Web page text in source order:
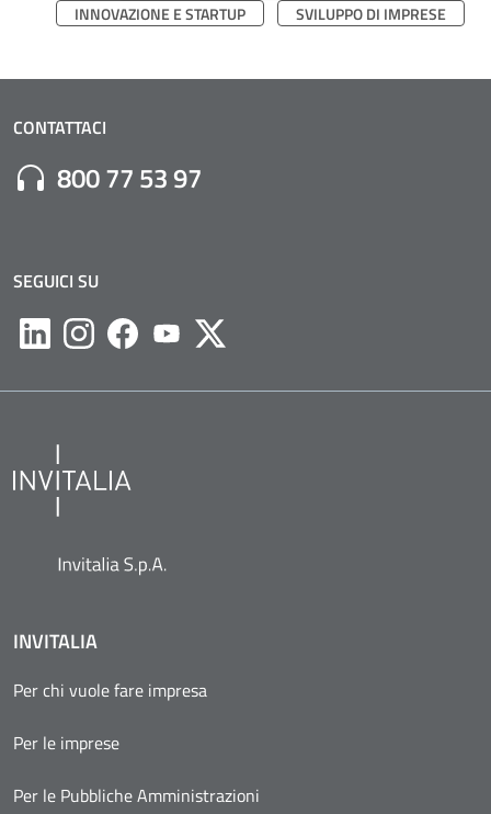
INNOVAZIONE E STARTUP
SVILUPPO DI IMPRESE
CONTATTACI
Numero di Telefono:
800 77 53 97
SEGUICI SU
LikedinInstagramFacebookYoutubeTwitter
INVITALIA
Per chi vuole fare impresa
Per le imprese
Per le Pubbliche Amministrazioni